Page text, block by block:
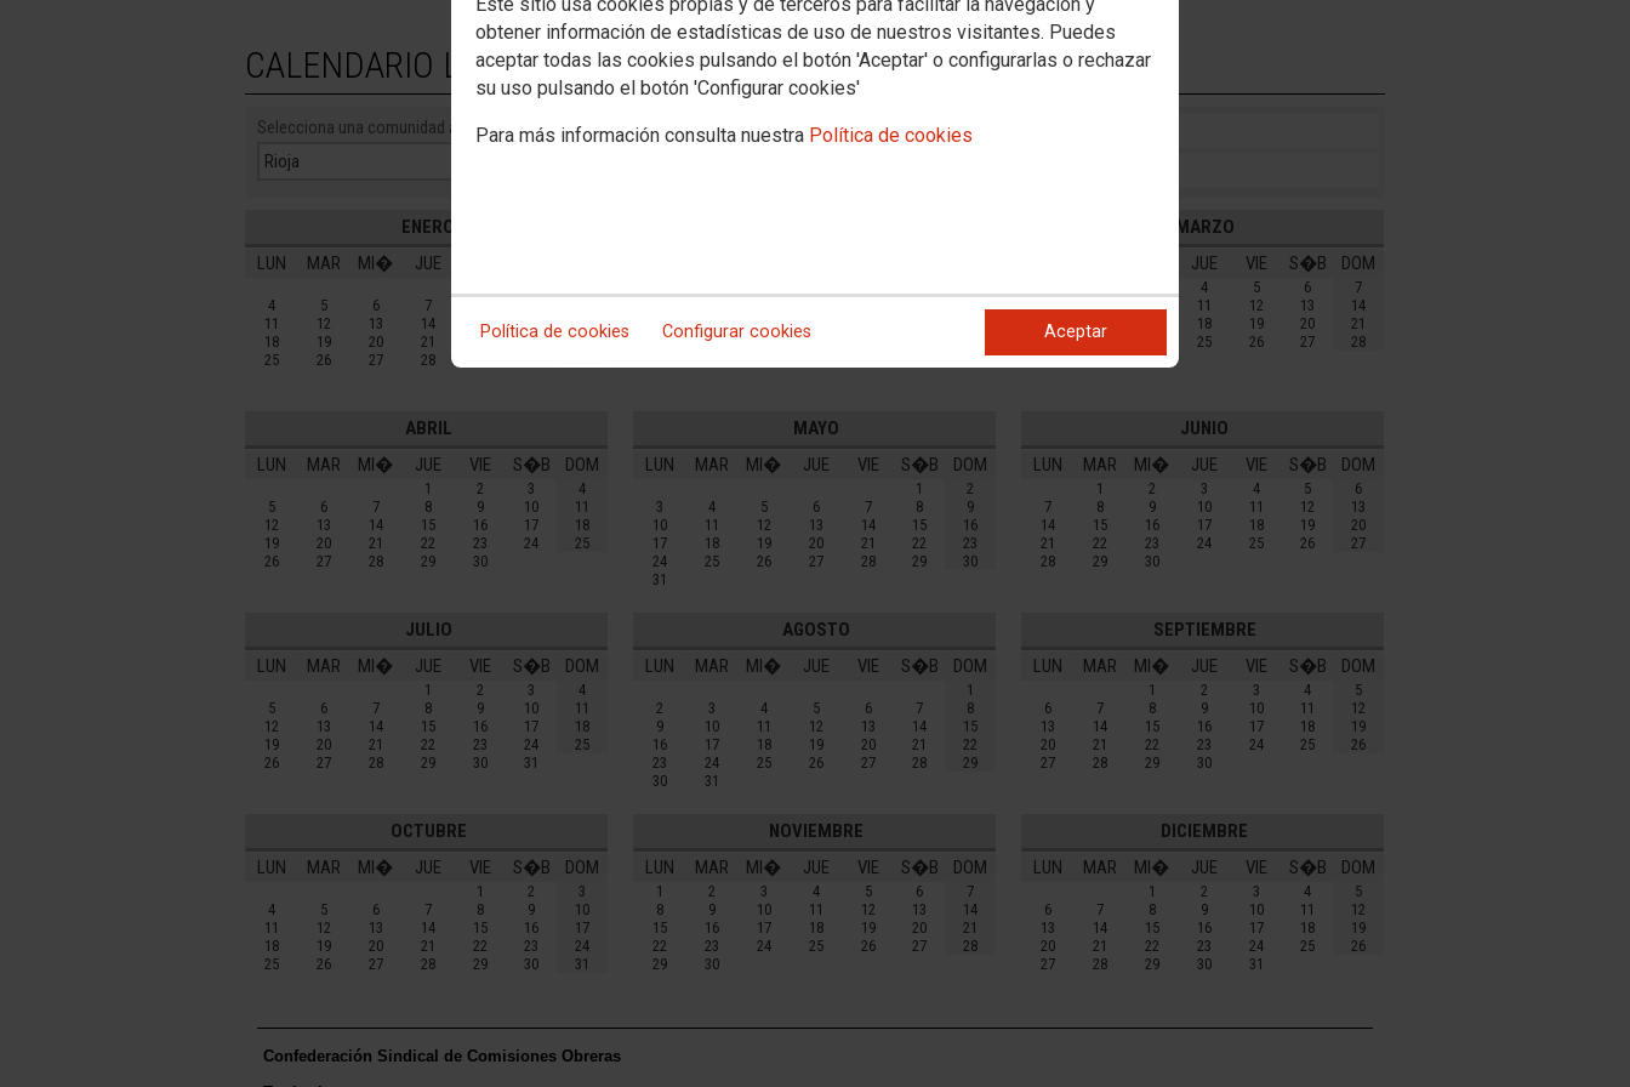
obtener información de estadísticas de uso de nuestros visitantes. Puedes
aceptar todas las cookies pulsando el botón 'Aceptar' o configurarlas o rechazar
su uso pulsando el botón 'Configurar cookies'
Para más información consulta nuestra Política de cookies
Política de cookies Configurar cookies Aceptar
CALENDARIO LABORAL RIOJA
Selecciona una comunidad autónoma: Festivo comunidades autónomas
ENERO
LUN
MAR MI� JUE
4
5 6 7
11
12 13 14 15
18
19 20 21 22 23
24
25
26 27 28
15
22
23 24 25
MARZO
JUE VIE S�B DOM
4 5 6
7
11 12 13
14
15
18 19 20
21
22
23 25 26 27
28
29
30 31
ABRIL
LUN
MAR MI� JUE VIE S�B DOM
1 2 3
4
5
6 7 8 9 10
11
12
13 14 15 16 17
18
19
20 21 22 23 24
25
26
27 28 29 30
MAYO
LUN
MAR MI� JUE VIE S�B DOM
1
2
3
4 5 6 7 8
9
10
11 12 13 14 15
16
17
18 19 20 21 22
23
24
25 26 27 28 29
30
31
JUNIO
LUN
MAR MI� JUE VIE S�B DOM
1 2 3 4 5
6
7
8 9 10 11 12
13
14
15 16 17 18 19
20
21
22 23 24 25 26
27
28
29 30
JULIO
LUN
MAR MI� JUE VIE S�B DOM
1 2 3
4
5
6 7 8 9 10
11
12
13 14 15 16 17
18
19
20 21 22 23 24
25
26
27 28 29 30 31
AGOSTO
LUN
MAR MI� JUE VIE S�B DOM
1
2
3 4 5 6 7
8
9
10 11 12 13 14
15
16
17 18 19 20 21
22
23
24 25 26 27 28
29
30
31
SEPTIEMBRE
LUN
MAR MI� JUE VIE S�B DOM
1 2 3 4
5
6
7 8 9 10 11
12
13
14 15 16 17 18
19
20
21 22 23 24 25
26
27
28 29 30
OCTUBRE
LUN
MAR MI� JUE VIE S�B DOM
1 2
3
4
5 6 7 8 9
10
11
12 13 14 15 16
17
18
19 20 21 22 23
24
25
26 27 28 29 30 31
NOVIEMBRE
LUN
MAR MI� JUE VIE S�B DOM
1 2 3 4 5 6
7
8
9 10 11 12 13
14
15
16 17 18 19 20
21
22
23 24 25 26 27
28
29
30
DICIEMBRE
LUN
MAR MI� JUE VIE S�B DOM
1 2 3 4
5
6
7 8 9 10 11
12
13
14 15 16 17 18
19
20
21 22 23 24 25
26
27
28 29 30 31
Confederación Sindical de Comisiones Obreras